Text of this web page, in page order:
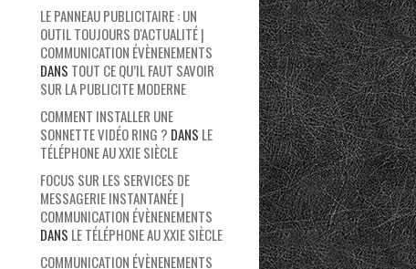
LE PANNEAU PUBLICITAIRE : UN
OUTIL TOUJOURS D'ACTUALITÉ |
COMMUNICATION ÉVÈNENEMENTS
DANS TOUT CE QU’IL FAUT SAVOIR
SUR LA PUBLICITE MODERNE
COMMENT INSTALLER UNE
SONNETTE VIDÉO RING ? DANS LE
TÉLÉPHONE AU XXIE SIÈCLE
FOCUS SUR LES SERVICES DE
MESSAGERIE INSTANTANÉE |
COMMUNICATION ÉVÈNENEMENTS
DANS LE TÉLÉPHONE AU XXIE SIÈCLE
COMMUNICATION ÉVÈNENEMENTS